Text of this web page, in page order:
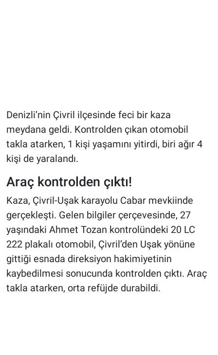
Denizli’nin Çivril ilçesinde feci bir kaza
meydana geldi. Kontrolden çıkan otomobil
takla atarken, 1 kişi yaşamını yitirdi, biri ağır 4
kişi de yaralandı.
Araç kontrolden çıktı!
Kaza, Çivril-Uşak karayolu Cabar mevkiinde
gerçekleşti. Gelen bilgiler çerçevesinde, 27
yaşındaki Ahmet Tozan kontrolündeki 20 LC
222 plakalı otomobil, Çivril’den Uşak yönüne
gittiği esnada direksiyon hakimiyetinin
kaybedilmesi sonucunda kontrolden çıktı. Araç
takla atarken, orta refüjde durabildi.